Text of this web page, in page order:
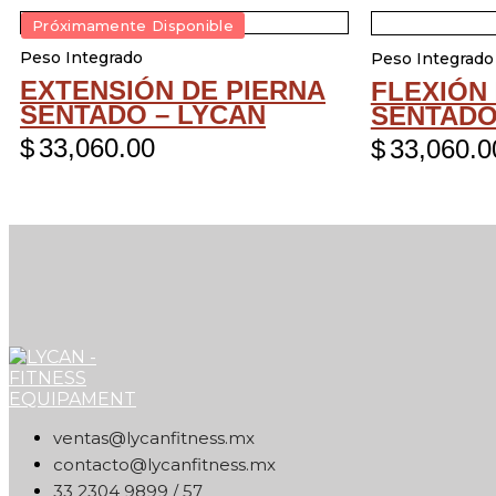
Próximamente Disponible
Peso Integrado
EXTENSIÓN DE PIERNA
SENTADO – LYCAN
$33,060.00
Peso Integrado
FLEXIÓN
SENTADO
$
xm.ssentifnacyl@satnev
xm.ssentifnacyl@otcatnoc
75 / 9989 4032 33